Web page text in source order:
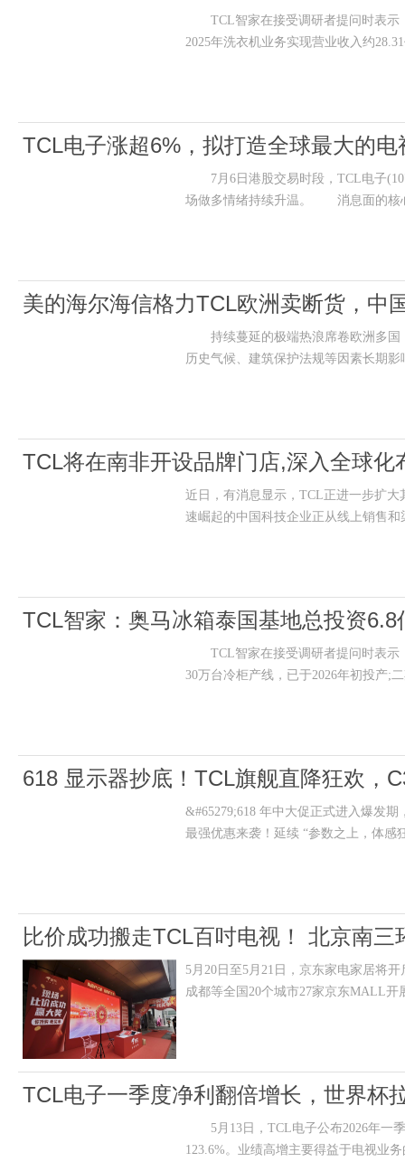
TCL智家在接受调研者提问时表示
2025年洗衣机业务实现营业收入约
TCL电子涨超6%，拟打造全球最大的
7月6日港股交易时段，TCL电子
场做多情绪持续升温。 消息面的核
美的海尔海信格力TCL欧洲卖断货，中
持续蔓延的极端热浪席卷欧洲多国
历史气候、建筑保护法规等因素长期
TCL将在南非开设品牌门店,深入全球化
近日，有消息显示，TCL正进一步扩
速崛起的中国科技企业正从线上销售
TCL智家：奥马冰箱泰国基地总投资
TCL智家在接受调研者提问时表示
30万台冷柜产线，已于2026年初投产;
618 显示器抄底！TCL旗舰直降狂欢，
&#65279;618 年中大促正式进入爆发
最强优惠来袭！延续 “参数之上，体感
比价成功搬走TCL百吋电视！ 北京南
5月20日至5月21日，京东家电家居将
成都等全国20个城市27家京东MALL
TCL电子一季度净利翻倍增长，世界杯
5月13日，TCL电子公布2026年一季
123.6%。业绩高增主要得益于电视业